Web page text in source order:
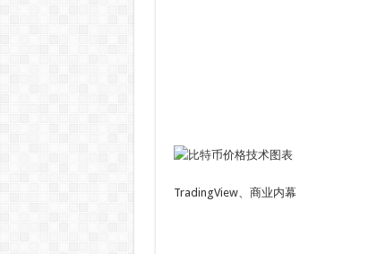
TradingView、商业内幕